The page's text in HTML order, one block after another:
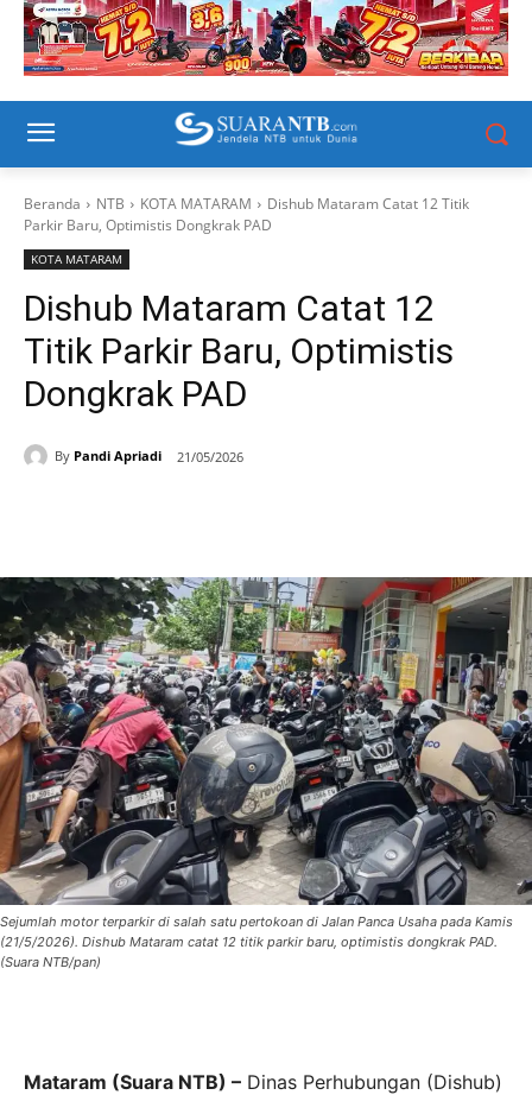
Beranda NTB KOTA MATARAM
Dishub Mataram Catat 12 Titik
Parkir Baru, Optimistis Dongkrak PAD
KOTA MATARAM
Dishub Mataram Catat 12
Titik Parkir Baru, Optimistis
Dongkrak PAD
By Pandi Apriadi 21/05/2026
Sejumlah motor terparkir di salah satu pertokoan di Jalan Panca Usaha pada Kamis
(21/5/2026). Dishub Mataram catat 12 titik parkir baru, optimistis dongkrak PAD.
(Suara NTB/pan)
Mataram (Suara NTB) – Dinas Perhubungan (Dishub)